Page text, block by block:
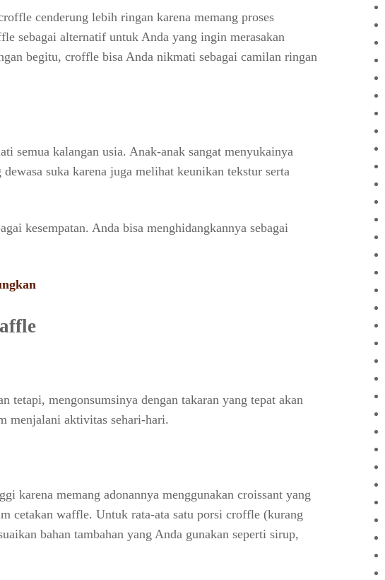
cenderung lebih ringan karena memang proses
sebagai alternatif untuk Anda yang ingin merasakan
begitu, croffle bisa Anda nikmati sebagai camilan ringan
semua kalangan usia. Anak-anak sangat menyukainya
suka karena juga melihat keunikan tekstur serta
kesempatan. Anda bisa menghidangkannya sebagai
mengonsumsinya dengan takaran yang tepat akan
menjalani aktivitas sehari-hari.
karena memang adonannya menggunakan croissant yang
cetakan waffle. Untuk rata-ata satu porsi croffle (kurang
bahan tambahan yang Anda gunakan seperti sirup,